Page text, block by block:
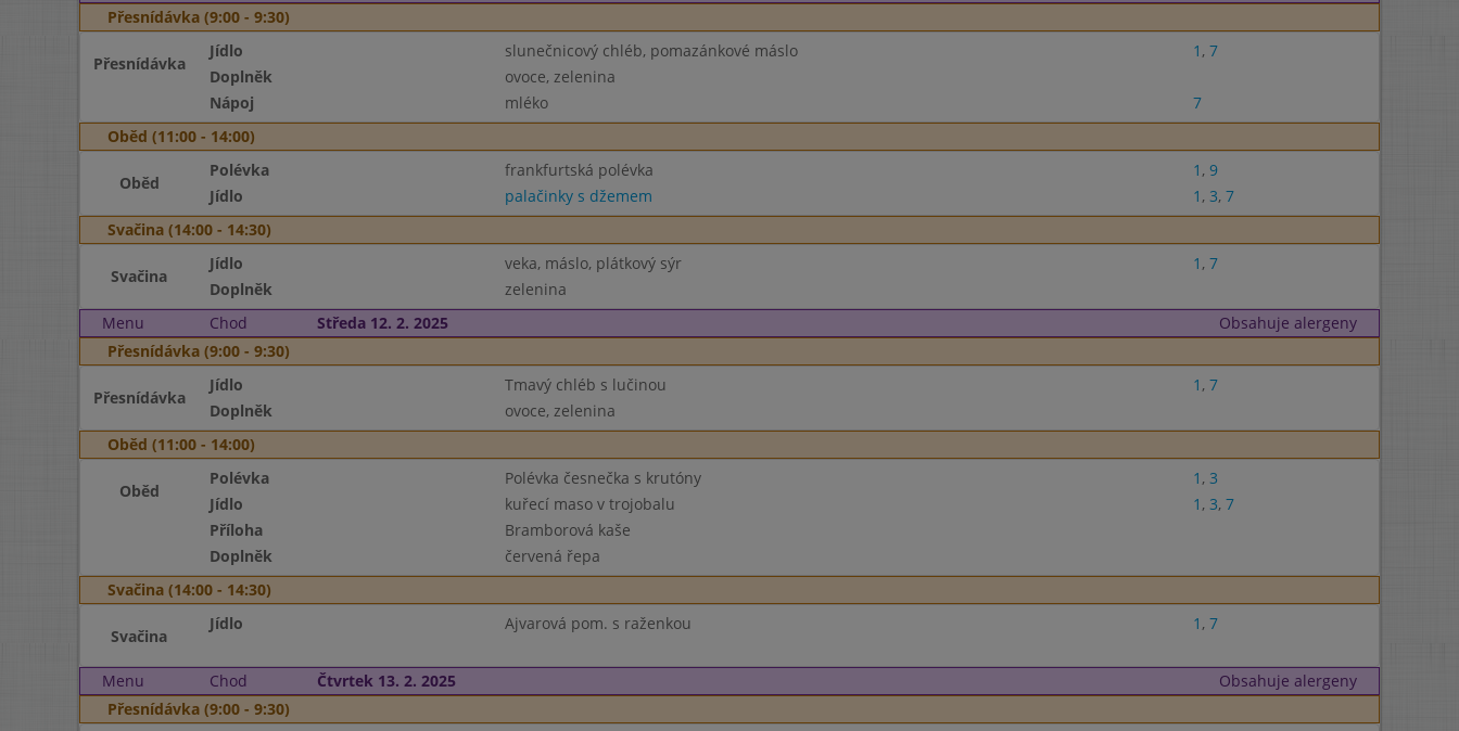
Přesnídávka (9:00 - 9:30)
Přesnídávka
Jídlo slunečnicový chléb, pomazánkové máslo 1 , 7
Doplněk
ovoce, zelenina
Nápoj
mléko
7
Oběd (11:00 - 14:00)
Oběd
Polévka frankfurtská polévka 1 , 9
Jídlo
palačinky s džemem 1 , 3, 7
Svačina (14:00 - 14:30)
Svačina
Jídlo veka, máslo, plátkový sýr 1 , 7
Doplněk
zelenina
Menu
Chod Středa 12. 2. 2025
Obsahuje alergeny
Přesnídávka (9:00 - 9:30)
Přesnídávka
Jídlo Tmavý chléb s lučinou 1 , 7
Doplněk
ovoce, zelenina
Oběd (11:00 - 14:00)
Oběd
Polévka Polévka česnečka s krutóny 1 , 3
Jídlo
kuřecí maso v trojobalu 1 , 3, 7
Příloha
Bramborová kaše
Doplněk
červená řepa
Svačina (14:00 - 14:30)
Svačina
Jídlo Ajvarová pom. s raženkou 1 , 7
Menu Chod Čtvrtek 13. 2. 2025
Obsahuje alergeny
Přesnídávka (9:00 - 9:30)